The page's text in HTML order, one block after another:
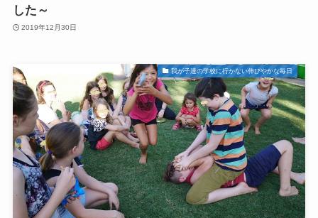
した～
2019年12月30日
我が子達の学校に行かない伸びやかな毎日